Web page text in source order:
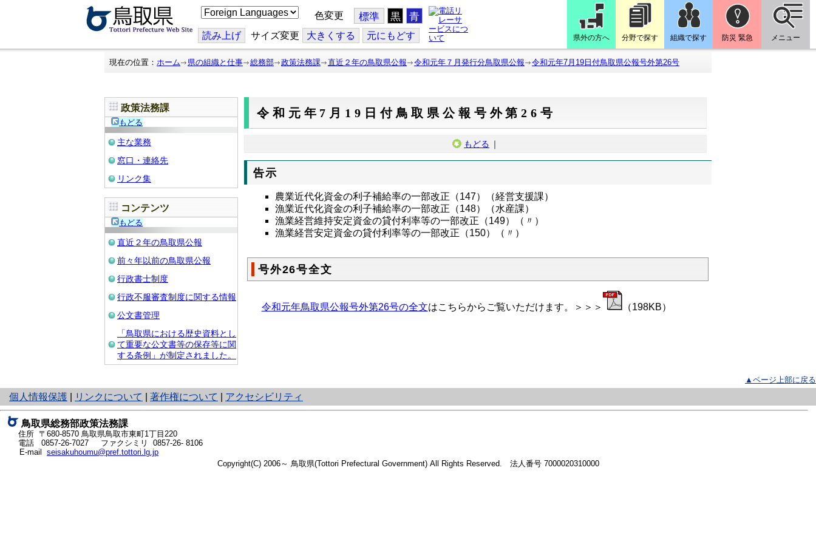
こ
の
ジ
を
翻
色変更 標準 黒 青
読み上げ サイズ変更 大きくする 元にもどす 県外の方へ 分野で探す 組織で探す 防災 緊急 メニュー
現在の位置： ホーム 県の組織と仕事 総務部 政策法務課 直近２年の鳥取県公報 令和元年７月発行分鳥取県公報 令和元年7月19日付鳥取県公報号外第26号
政策法務課
もどる
主な業務
窓口・連絡先
リンク集
コンテンツ
もどる
直近２年の鳥取県公報
前々年以前の鳥取県公報
行政書士制度
行政不服審査制度に関する情報
公文書管理
「鳥取県における歴史資料とし
て重要な公文書等の保存等に関
する条例」が制定されました。
令和元年7月19日付鳥取県公報号外第26号
もどる ｜
告示
農業近代化資金の利子補給率の一部改正（147）（経営支援課）
漁業近代化資金の利子補給率の一部改正（148）（水産課）
漁業経営維持安定資金の貸付利率等の一部改正（149）（〃）
漁業経営安定資金の貸付利率等の一部改正（150）（〃）
号外26号全文
令和元年鳥取県公報号外第26号の全文はこちらからご覧いただけます。＞＞＞ （198KB）
▲ページ上部に戻る
個人情報保護
と
り
ネ
ッ
ト
へ
リンクについて 著作権について アクセシビリティ
鳥取県総務部政策法務課
住所 〒680-8570 鳥取県鳥取市東町1丁目220
電話 0857-26-7027
ファクシミリ 0857-26- 8106
E-mail seisakuhoumu@pref.tottori.lg.jp
Copyright(C) 2006～ 鳥取県(Tottori Prefectural Government) All Rights Reserved. 法人番号 7000020310000